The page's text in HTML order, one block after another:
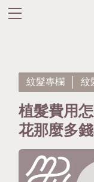
紋髮專欄 紋
植髮費用
花那麼多